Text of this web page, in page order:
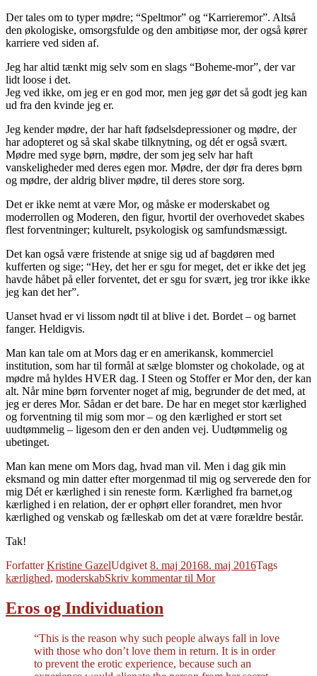
Der tales om to typer mødre; “Speltmor” og “Karrieremor”. Altså
den økologiske, omsorgsfulde og den ambitiøse mor, der også kører
karriere ved siden af.
Jeg har altid tænkt mig selv som en slags “Boheme-mor”, der var
lidt loose i det.
Jeg ved ikke, om jeg er en god mor, men jeg gør det så godt jeg kan
ud fra den kvinde jeg er.
Jeg kender mødre, der har haft fødselsdepressioner og mødre, der
har adopteret og så skal skabe tilknytning, og dét er også svært.
Mødre med syge børn, mødre, der som jeg selv har haft
vanskeligheder med deres egen mor. Mødre, der dør fra deres børn
og mødre, der aldrig bliver mødre, til deres store sorg.
Det er ikke nemt at være Mor, og måske er moderskabet og
moderrollen og Moderen, den figur, hvortil der overhovedet skabes
flest forventninger; kulturelt, psykologisk og samfundsmæssigt.
Det kan også være fristende at snige sig ud af bagdøren med
kufferten og sige; “Hey, det her er sgu for meget, det er ikke det jeg
havde håbet på eller forventet, det er sgu for svært, jeg tror ikke ikke
jeg kan det her”.
Uanset hvad er vi lissom nødt til at blive i det. Bordet – og barnet
fanger. Heldigvis.
Man kan tale om at Mors dag er en amerikansk, kommerciel
institution, som har til formål at sælge blomster og chokolade, og at
mødre må hyldes HVER dag. I Steen og Stoffer er Mor den, der kan
alt. Når mine børn forventer noget af mig, begrunder de det med, at
jeg er deres Mor. Sådan er det bare. De har en meget stor kærlighed
og forventning til mig som mor – og den kærlighed er stort set
uudtømmelig – ligesom den er den anden vej. Uudtømmelig og
ubetinget.
Man kan mene om Mors dag, hvad man vil. Men i dag gik min
eksmand og min datter efter morgenmad til mig og serverede den for
mig Dét er kærlighed i sin reneste form. Kærlighed fra barnet,og
kærlighed i en relation, der er ophørt eller forandret, men hvor
kærlighed og venskab og fælleskab om det at være forældre består.
Tak!
ForfatterKristine GazelUdgivet 8. maj 20168. maj 2016Tags
kærlighed, moderskabSkriv kommentartil Mor
Eros og Individuation
“This is the reason why such people always fall in love
with those who don’t love them in return. It is in order
to prevent the erotic experience, because such an